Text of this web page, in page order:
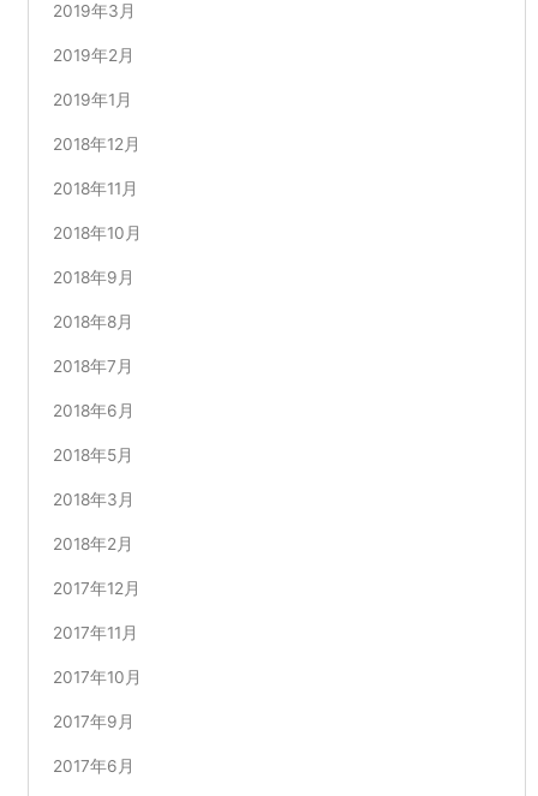
2019年3月
2019年2月
2019年1月
2018年12月
2018年11月
2018年10月
2018年9月
2018年8月
2018年7月
2018年6月
2018年5月
2018年3月
2018年2月
2017年12月
2017年11月
2017年10月
2017年9月
2017年6月